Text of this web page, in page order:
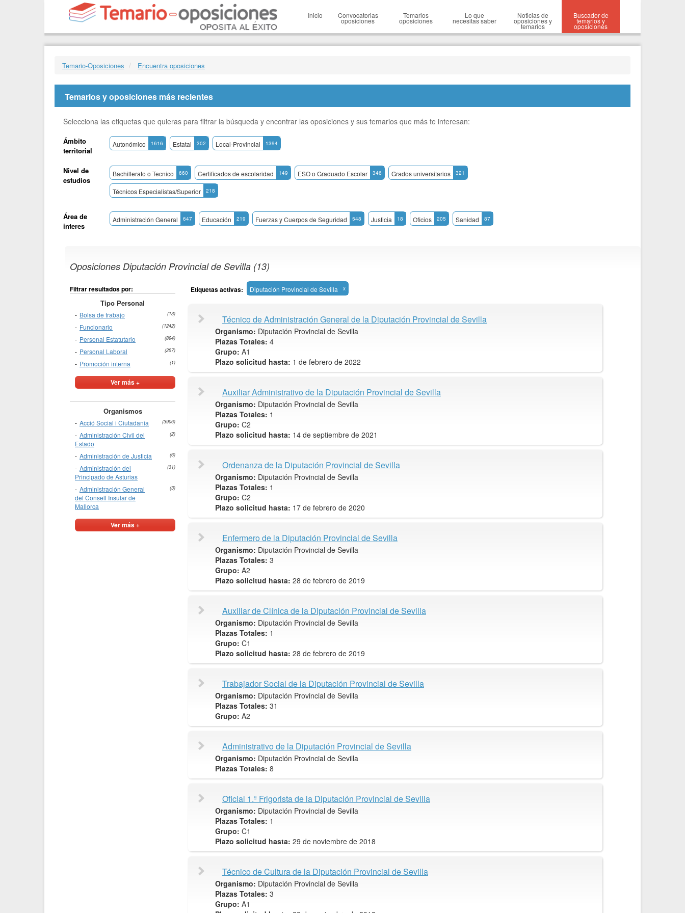
Inicio Convocatorias
oposiciones
Temarios
oposiciones
Lo que
necesitas saber
Noticias de
oposiciones y
temarios
Buscador de
temarios y
oposiciones
Temario-Oposiciones Encuentra oposiciones
Temarios y oposiciones más recientes
Selecciona las etiquetas que quieras para filtrar la búsqueda y encontrar las oposiciones y sus temarios que más te interesan:
Ámbito
territorial
Autonómico 1616 Estatal 302 Local-Provincial 1394
Nivel de
estudios
Bachillerato o Tecnico 660 Certificados de escolaridad 149 ESO o Graduado Escolar 346 Grados universitarios 321
Técnicos Especialistas/Superior 218
Área de
interes
Administración General 647 Educación 219 Fuerzas y Cuerpos de Seguridad 548 Justicia 18 Oficios 205 Sanidad 87
Oposiciones Diputación Provincial de Sevilla (13)
Filtrar resultados por:
Tipo Personal
Bolsa de trabajo (13)
Funcionario (1242)
Personal Estatutario (894)
Personal Laboral (257)
Promoción interna (1)
Ver más +
Organismos
Acció Social i Ciutadania (3906)
Administración Civil del
Estado
(2)
Administración de Justicia (6)
Administración del
Principado de Asturias
(31)
Administración General
del Consell Insular de
Mallorca
(3)
Ver más +
Etiquetas activas: Diputación Provincial de Sevilla x
Técnico de Administración General de la Diputación Provincial de Sevilla
Organismo: Diputación Provincial de Sevilla
Plazas Totales: 4
Grupo: A1
Plazo solicitud hasta: 1 de febrero de 2022
Auxiliar Administrativo de la Diputación Provincial de Sevilla
Organismo: Diputación Provincial de Sevilla
Plazas Totales: 1
Grupo: C2
Plazo solicitud hasta: 14 de septiembre de 2021
Ordenanza de la Diputación Provincial de Sevilla
Organismo: Diputación Provincial de Sevilla
Plazas Totales: 1
Grupo: C2
Plazo solicitud hasta: 17 de febrero de 2020
Enfermero de la Diputación Provincial de Sevilla
Organismo: Diputación Provincial de Sevilla
Plazas Totales: 3
Grupo: A2
Plazo solicitud hasta: 28 de febrero de 2019
Auxiliar de Clínica de la Diputación Provincial de Sevilla
Organismo: Diputación Provincial de Sevilla
Plazas Totales: 1
Grupo: C1
Plazo solicitud hasta: 28 de febrero de 2019
Trabajador Social de la Diputación Provincial de Sevilla
Organismo: Diputación Provincial de Sevilla
Plazas Totales: 31
Grupo: A2
Administrativo de la Diputación Provincial de Sevilla
Organismo: Diputación Provincial de Sevilla
Plazas Totales: 8
Oficial 1.ª Frigorista de la Diputación Provincial de Sevilla
Organismo: Diputación Provincial de Sevilla
Plazas Totales: 1
Grupo: C1
Plazo solicitud hasta: 29 de noviembre de 2018
Técnico de Cultura de la Diputación Provincial de Sevilla
Organismo: Diputación Provincial de Sevilla
Plazas Totales: 3
Grupo: A1